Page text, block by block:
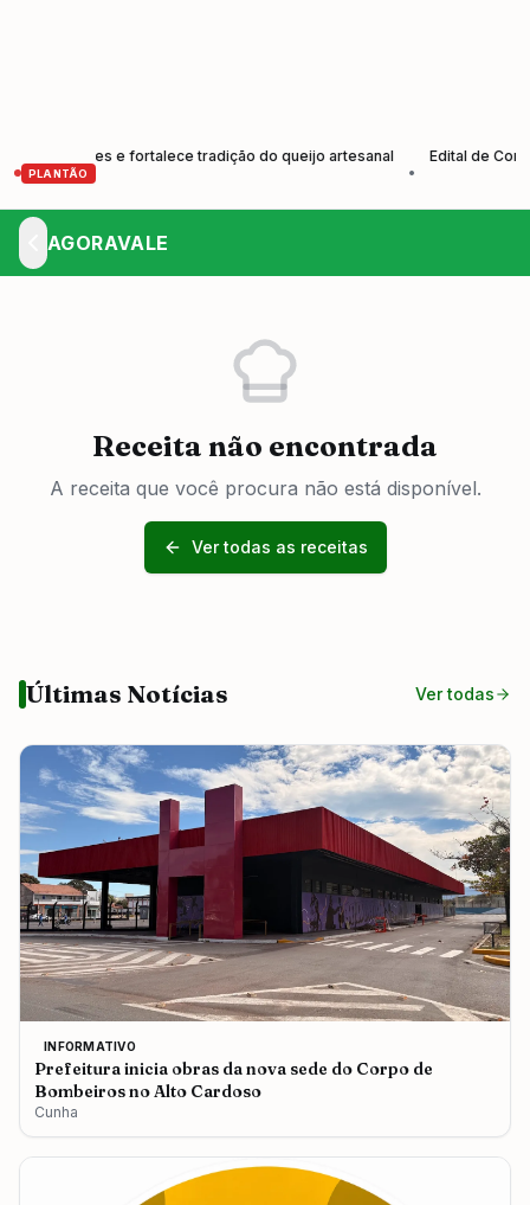
PLANTÃO
e fortalece tradição do queijo artesanal
Edital de
AGORAVALE
Receita não encontrada
A receita que você procura não está disponível.
Ver todas as receitas
Últimas Notícias Ver todas
INFORMATIVO
Prefeitura inicia obras da nova sede do Corpo de
Bombeiros no Alto Cardoso
Cunha